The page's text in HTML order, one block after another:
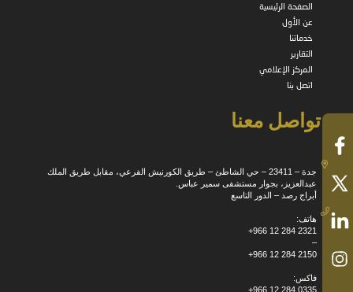
الصفحة الرئيسية
عن الأول
خدماتنا
التقارير
المركز الإعلامي
اتصل بنا
تواصل معنا
جدة – 23411 – حي الشاطئ – طريق الكورنيش الفرعي، مقابل طريق الملك
عبدالعزيز، بجوار مستشفى سمير عباس.
أبراج رصد – الدور التاسع
هاتف:
+966 12 284 2321
–
+966 12 284 2150
فاكس:
+966 12 284 0335